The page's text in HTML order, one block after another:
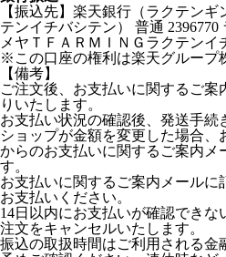
【振込先】楽天銀行（ラクテン
テンイチバシテン） 普通
メヤＴＦＡＲＭＩＮＧラクテンイ
※この口座の権利は楽天グループ
【備考】
ご注文後、お支払いに関するご案
りいたします。
お支払い状況の確認後、発送手続
ショップが金額を変更した場合
からのお支払いに関するご案内メ
す。
お支払いに関するご案内メールに
お支払いください。
14日以内にお支払いが確認でき
注文をキャンセルいたします。
振込の取扱時間はご利用される金